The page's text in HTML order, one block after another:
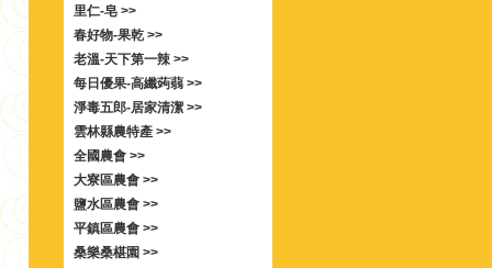
里仁-皂 >>
春好物-果乾 >>
老溫-天下第一辣 >>
每日優果-高纖蒟蒻 >>
淨毒五郎-居家清潔 >>
雲林縣農特產 >>
全國農會 >>
大寮區農會 >>
鹽水區農會 >>
平鎮區農會 >>
桑樂桑椹園 >>